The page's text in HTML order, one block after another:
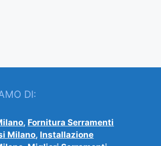
DI:
, Fornitura Serramenti
Milano, Installazione